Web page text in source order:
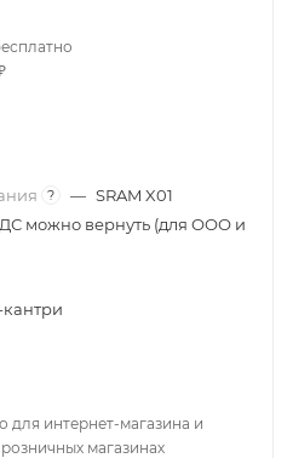
? — SRAM X01
можно вернуть (для ООО и
кантри
для интернет-магазина и
магазинах